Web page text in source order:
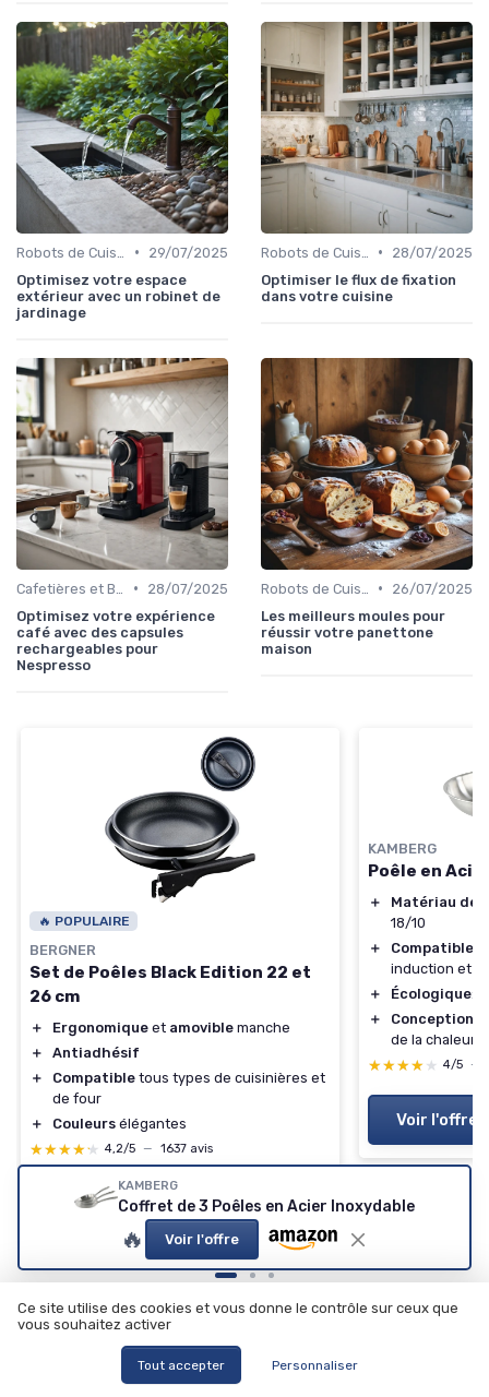
•
29/07/2025
Optimisez votre espace
extérieur avec un robinet de
jardinage
•
28/07/2025
Optimiser le flux de fixation
dans votre cuisine
•
28/07/2025
Optimisez votre expérience
café avec des capsules
rechargeables pour
Nespresso
•
26/07/2025
Les meilleurs moules pour
réussir votre panettone
maison
🔥 POPULAIRE
BERGNER
Set de Poêles Black Edition 22 et
26 cm
＋ Ergonomique et amovible manche
＋
Antiadhésif
＋
Compatible tous types de cuisinières et
de four
＋
Couleurs élégantes
★★★★★
★★★★★ 4,2/5 — 1637 avis
Voir l'offre
KAMBERG
Poêle en
＋
Matériau de
18/10
＋
Compatible
induction et
＋
Écologique:
＋
Conception
de la chaleur
★★★★★
★★★★★ 4/5 —
Voir l'offre
KAMBERG
Coffret de 3 Poêles en Acier Inoxydable
🔥 Voir l'offre
Les articles par date
Ce site utilise des cookies et vous donne le contrôle sur ceux que
vous souhaitez activer
Tout accepter Personnaliser